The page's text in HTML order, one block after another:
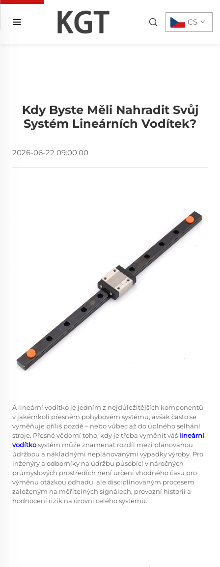
CS
Kdy Byste Měli Nahradit Svůj
Systém Lineárních Vodítek?
2026-06-22 09:00:00
A lineární vodítko je jedním z nejdůležitějších komponentů
v jakémkoli přesném pohybovém systému, avšak často se
vyměňuje příliš pozdě – nebo vůbec až do úplného selhání
stroje. Přesné vědomí toho, kdy je třeba vyměnit váš lineární
vodítkosystém může znamenat rozdíl mezi plánovanou
údržbou a nákladnými neplánovanými výpadky výroby. Pro
inženýry a odborníky na údržbu působící v náročných
průmyslových prostředích není určení vhodného času pro
výměnu otázkou odhadu, ale disciplinovaným procesem
založeným na měřitelných signálech, provozní historii a
hodnocení rizik na úrovni celého systému.